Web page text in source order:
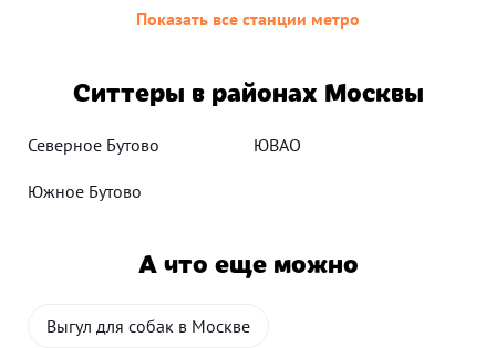
Показать все станции метро
Ситтеры в районах Москвы
Северное Бутово ЮВАО
Южное Бутово
А что еще можно
Выгул для собак в Москве